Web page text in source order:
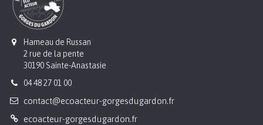
Hameau de Russan
2 rue de la pente
30190 Sainte-Anastasie
04 48 27 01 00
contact@ecoacteur-gorgesdugardon.fr
ecoacteur-gorgesdugardon.fr